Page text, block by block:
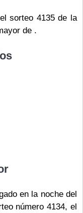
sorteo 4135 de la
de .
en la noche del
número 4134, el